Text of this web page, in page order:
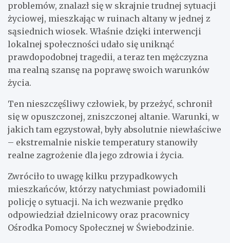
problemów, znalazł się w skrajnie trudnej sytuacji
życiowej, mieszkając w ruinach altany w jednej z
sąsiednich wiosek. Właśnie dzięki interwencji
lokalnej społeczności udało się uniknąć
prawdopodobnej tragedii, a teraz ten mężczyzna
ma realną szansę na poprawę swoich warunków
życia.
Ten nieszczęśliwy człowiek, by przeżyć, schronił
się w opuszczonej, zniszczonej altanie. Warunki, w
jakich tam egzystował, były absolutnie niewłaściwe
– ekstremalnie niskie temperatury stanowiły
realne zagrożenie dla jego zdrowia i życia.
Zwróciło to uwagę kilku przypadkowych
mieszkańców, którzy natychmiast powiadomili
policję o sytuacji. Na ich wezwanie prędko
odpowiedział dzielnicowy oraz pracownicy
Ośrodka Pomocy Społecznej w Świebodzinie.